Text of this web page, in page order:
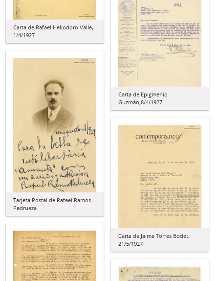
Carta de Rafael Heliodoro Valle,
1/4/1927
Carta de Epigmenio
Guzmán,8/4/1927
Tarjeta Postal de Rafael Ramos
Pedrueza
Carta de Jaime Torres Bodet,
21/5/1927